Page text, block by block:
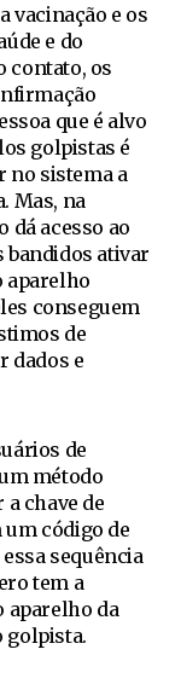
vacinação e os
e do
contato, os
que é alvo
golpistas é
no sistema a
Mas, na
dá acesso ao
bandidos ativar
aparelho
conseguem
de
dados e
de
método
chave de
código de
sequência
tem a
aparelho da
golpista.